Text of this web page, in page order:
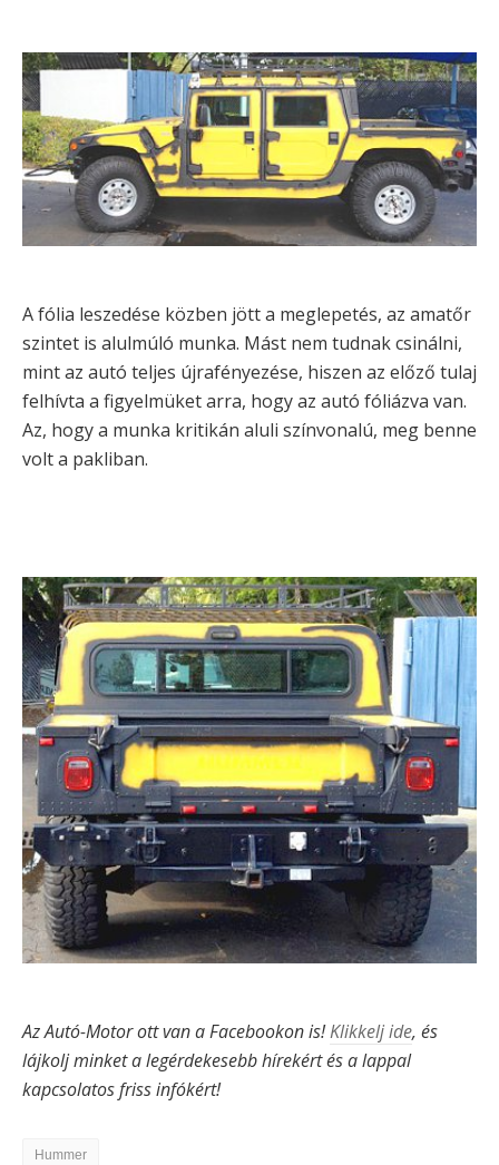
A fólia leszedése közben jött a meglepetés, az amatőr
szintet is alulmúló munka. Mást nem tudnak csinálni,
mint az autó teljes újrafényezése, hiszen az előző tulaj
felhívta a figyelmüket arra, hogy az autó fóliázva van.
Az, hogy a munka kritikán aluli színvonalú, meg benne
volt a pakliban.
Az Autó-Motor ott van a Facebookon is!Klikkelj ide, és
lájkolj minket a legérdekesebb hírekért és a lappal
kapcsolatos friss infókért!
Hummer